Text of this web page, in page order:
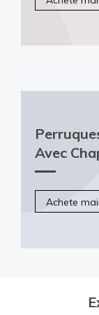
Avec
Achete